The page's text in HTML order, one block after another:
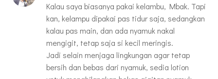
Kalau saya biasanya pakai kelambu, Mbak. Tapi
kan, kelampu dipakai pas tidur saja, sedangkan
kalau pas main, dan ada nyamuk nakal
mengigit, tetap saja si kecil meringis.
Jadi selain menjaga lingkungan agar tetap
bersih dan bebas dari nyamuk, sedia lotion